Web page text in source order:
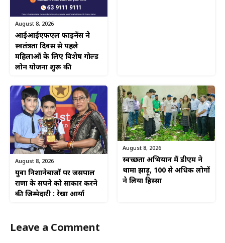
August 8, 2026
आईआईएफएल फाइनेंस ने
स्वतंत्रता दिवस से पहले
महिलाओं के लिए विशेष गोल्ड
लोन योजना शुरू की
August 8, 2026
युवा निशानेबाजों पर जसपाल
राणा के सपने को साकार करने
की जिम्मेदारी : रेखा आर्या
August 8, 2026
स्वच्छता अभियान में डीएम ने
थामा झाड़ू, 100 से अधिक लोगों
ने लिया हिस्सा
Leave a Comment